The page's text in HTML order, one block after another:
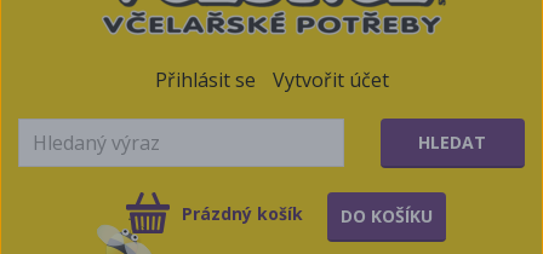
Přihlásit se Vytvořit účet
HLEDAT
Prázdný košík DO KOŠÍKU